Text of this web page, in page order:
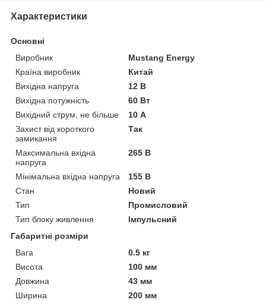
Характеристики
Основні
Виробник
Mustang Energy
Країна виробник
Китай
Вихідна напруга
12 В
Вихідна потужність
60 Вт
Вихідний струм, не більше
10 А
Захист від короткого
замикання
Так
Максимальна вхідна
напруга
265 В
Мінімальна вхідна напруга
155 В
Стан
Новий
Тип
Промисловий
Тип блоку живлення
Імпульсний
Габаритні розміри
Вага
0.5 кг
Висота
100 мм
Довжина
43 мм
Ширина
200 мм